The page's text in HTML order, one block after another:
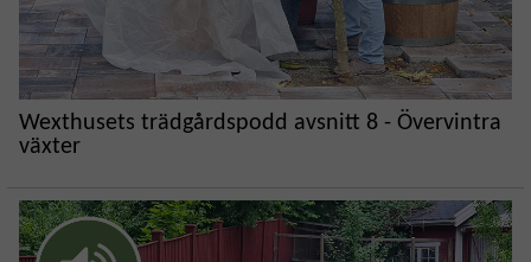
Wexthusets trädgårdspodd avsnitt 8 - Övervintra
växter